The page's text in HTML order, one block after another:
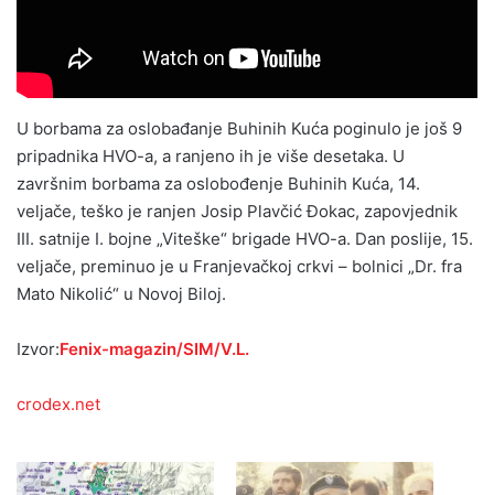
U borbama za oslobađanje Buhinih Kuća poginulo je još 9
pripadnika HVO-a, a ranjeno ih je više desetaka. U
završnim borbama za oslobođenje Buhinih Kuća, 14.
veljače, teško je ranjen Josip Plavčić Đokac, zapovjednik
III. satnije I. bojne „Viteške“ brigade HVO-a. Dan poslije, 15.
veljače, preminuo je u Franjevačkoj crkvi – bolnici „Dr. fra
Mato Nikolić“ u Novoj Biloj.
Izvor:Fenix-magazin/SIM/V.L.
crodex.net